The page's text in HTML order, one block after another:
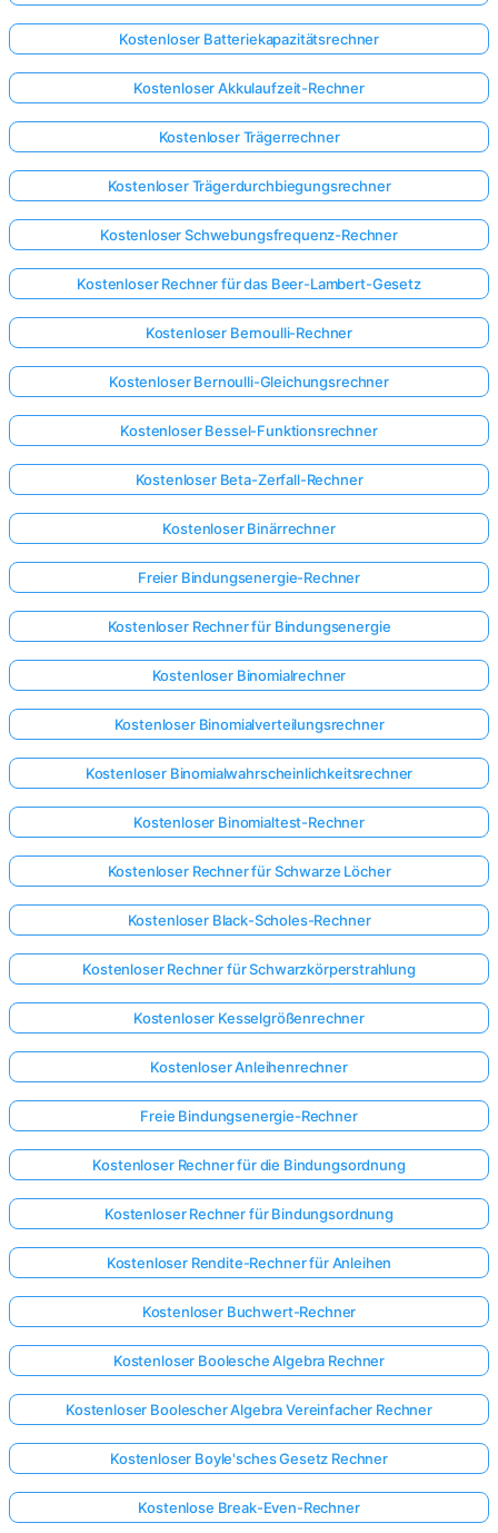
Kostenloser Batteriekapazitätsrechner
Kostenloser Akkulaufzeit-Rechner
Kostenloser Trägerrechner
Kostenloser Trägerdurchbiegungsrechner
Kostenloser Schwebungsfrequenz-Rechner
Kostenloser Rechner für das Beer-Lambert-Gesetz
Kostenloser Bernoulli-Rechner
Kostenloser Bernoulli-Gleichungsrechner
Kostenloser Bessel-Funktionsrechner
Kostenloser Beta-Zerfall-Rechner
Kostenloser Binärrechner
Freier Bindungsenergie-Rechner
Kostenloser Rechner für Bindungsenergie
Kostenloser Binomialrechner
Kostenloser Binomialverteilungsrechner
Kostenloser Binomialwahrscheinlichkeitsrechner
Kostenloser Binomialtest-Rechner
Kostenloser Rechner für Schwarze Löcher
Kostenloser Black-Scholes-Rechner
Kostenloser Rechner für Schwarzkörperstrahlung
Kostenloser Kesselgrößenrechner
Kostenloser Anleihenrechner
Freie Bindungsenergie-Rechner
Kostenloser Rechner für die Bindungsordnung
Kostenloser Rechner für Bindungsordnung
Kostenloser Rendite-Rechner für Anleihen
Kostenloser Buchwert-Rechner
Kostenloser Boolesche Algebra Rechner
Kostenloser Boolescher Algebra Vereinfacher Rechner
Kostenloser Boyle'sches Gesetz Rechner
Kostenlose Break-Even-Rechner